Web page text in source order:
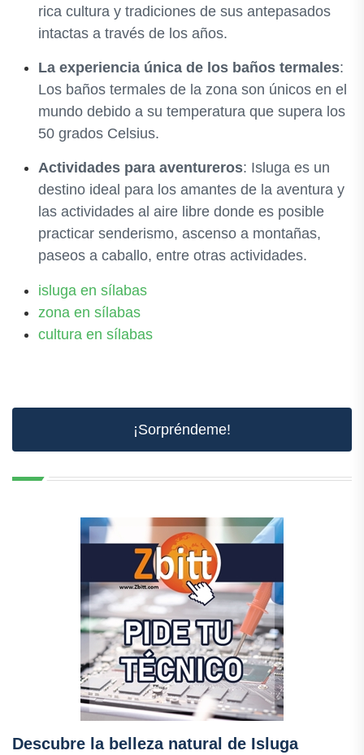
rica cultura y tradiciones de sus antepasados
intactas a través de los años.
La experiencia única de los baños termales:
Los baños termales de la zona son únicos en el
mundo debido a su temperatura que supera los
50 grados Celsius.
Actividades para aventureros: Isluga es un
destino ideal para los amantes de la aventura y
las actividades al aire libre donde es posible
practicar senderismo, ascenso a montañas,
paseos a caballo, entre otras actividades.
isluga en sílabas
zona en sílabas
cultura en sílabas
¡Sorpréndeme!
Descubre la belleza natural de Isluga